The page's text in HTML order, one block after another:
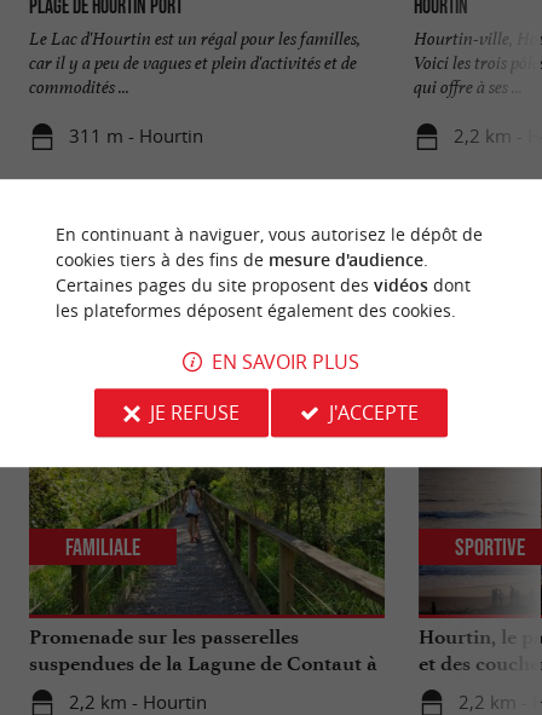
Plage de Hourtin Port
Le Lac d'Hourtin est un régal pour les familles,
car il y a peu de vagues et plein d'activités et de
commodités ...
311 m - Hourtin
Hourtin
Hourtin-ville,
Voici les trois
qui offre à ses ...
2,2 km -
NOUS AVONS TESTÉPOUR VOUS
Promenade sur les passerelles
suspendues de la Lagune de Contaut à
Hourtin
2,2 km - Hourtin
Familiale
Hourtin, le
et des
2,2 km -
Sportive
En continuant à naviguer, vous autorisez le dépôt de
cookies tiers à des fins de mesure d'audience.
Certaines pages du site proposent des vidéosdont
les plateformes déposent également des cookies.
EN SAVOIR PLUS
JE REFUSE
J'ACCEPTE